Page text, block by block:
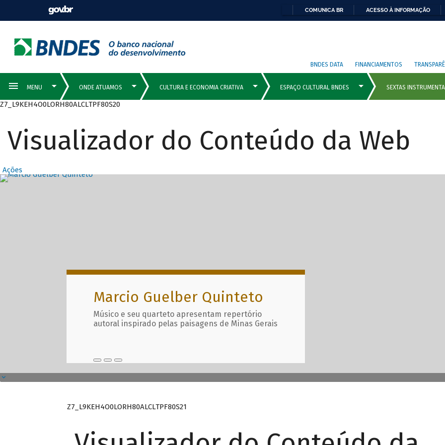
COMUNICA BR ACESSO À INFORMAÇÃO
BNDES DATA FINANCIAMENTOS
Z7_L9KEH4O0LORH80ALCLTPF80S20
Visualizador do Conteúdo da Web
Ações
Destaques Principais com
Marcio Guelber Quinteto
Músico e seu quarteto apresentam repertório
autoral inspirado pelas paisagens de Minas Gerais
Z7_L9KEH4O0LORH80ALCLTPF80S21